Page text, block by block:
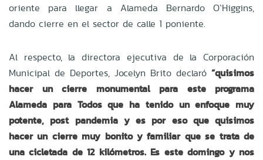
oriente para llegar a Alameda Bernardo O`Higgins,
dando cierre en el sector de calle 1 poniente.
Al respecto, la directora ejecutiva de la Corporación
Municipal de Deportes, Jocelyn Brito declaró “quisimos
hacer un cierre monumental para este programa
Alameda para Todos que ha tenido un enfoque muy
potente, post pandemia y es por eso que quisimos
hacer un cierre muy bonito y familiar que se trata de
una cicletada de 12 kilómetros. Es este domingo y nos